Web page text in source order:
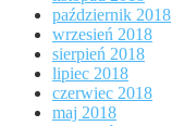
październik 2018
wrzesień 2018
sierpień 2018
lipiec 2018
czerwiec 2018
maj 2018